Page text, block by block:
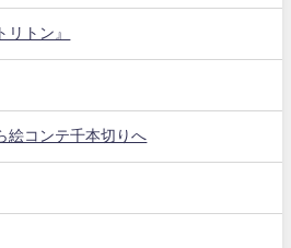
リトン』
絵コンテ千本切りへ